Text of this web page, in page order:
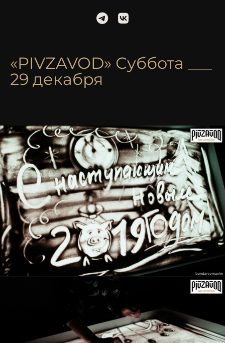
«PIVZAVOD» Суббота ___
29 декабря